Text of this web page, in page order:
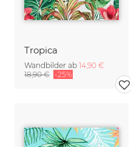
Tropica
Wandbilder ab 14,90 €
18,90 € -25%